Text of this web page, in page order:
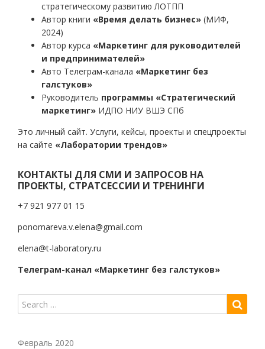
стратегическому развитию ЛОТПП
Автор книги «Время делать бизнес» (МИФ,
2024)
Автор курса «Маркетинг для руководителей
и предпринимателей»
Авто Телеграм-канала «Маркетинг без
галстуков»
Руководитель программы «Стратегический
маркетинг» ИДПО НИУ ВШЭ СПб
Это личный сайт. Услуги, кейсы, проекты и спецпроекты
на сайте «Лаборатории трендов»
КОНТАКТЫ ДЛЯ СМИ И ЗАПРОСОВ НА
ПРОЕКТЫ, СТРАТСЕССИИ И ТРЕНИНГИ
+7 921 977 01 15
ponomareva.v.elena@gmail.com
elena@t-laboratory.ru
Телеграм-канал «Маркетинг без галстуков»
Февраль 2020